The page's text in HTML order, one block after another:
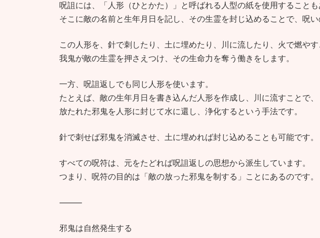
呪詛には、「人形（ひとかた）」と呼ばれる人型の紙を使用することも
そこに敵の名前と生年月日を記し、その生霊を封じ込めることで、呪い
この人形を、針で刺したり、土に埋めたり、川に流したり、火で燃やす
我鬼が敵の生霊を押さえつけ、その生命力を奪う働きをします。
一方、呪詛返しでも同じ人形を使います。
たとえば、敵の生年月日を書き込んだ人形を作成し、川に流すことで、
放たれた邪鬼を人形に封じて水に還し、浄化するという手法です。
針で刺せば邪鬼を消滅させ、土に埋めれば封じ込めることも可能です。
すべての呪符は、元をたどれば呪詛返しの思想から派生しています。
つまり、呪符の目的は「敵の放った邪鬼を制する」ことにあるのです。
⸻
邪鬼は自然発生する